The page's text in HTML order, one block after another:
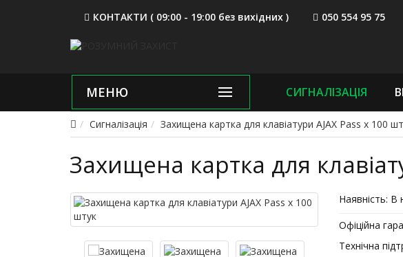
КОНТАКТИ ( 09:00 - 19:00 без вихідних ) 050 554 95 75
МЕНЮ СИГНАЛІЗАЦІЯ
Сигналізація Захищена картка для клавіатури AJAX Pass x 100
Захищена картка для
Наявність: В
Офіційна
Технічна